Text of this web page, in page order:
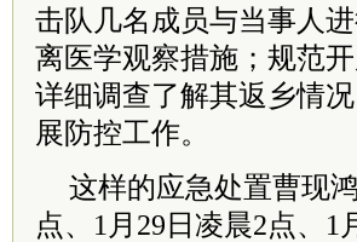
击队几名成员与当事人
离医学观察措施；规范
详细调查了解其返乡情
展防控工作。
这样的应急处置曹现
点、1月29日凌晨2点、1